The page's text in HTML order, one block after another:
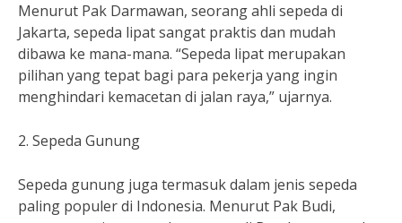
Menurut Pak Darmawan, seorang ahli sepeda di
Jakarta, sepeda lipat sangat praktis dan mudah
dibawa ke mana-mana. “Sepeda lipat merupakan
pilihan yang tepat bagi para pekerja yang ingin
menghindari kemacetan di jalan raya,” ujarnya.
2. Sepeda Gunung
Sepeda gunung juga termasuk dalam jenis sepeda
paling populer di Indonesia. Menurut Pak Budi,